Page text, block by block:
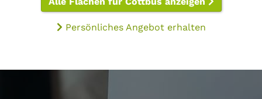
Persönliches Angebot erhalten